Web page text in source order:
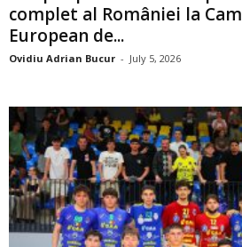
complet al României la
European de...
Ovidiu Adrian Bucur - July 5, 2026